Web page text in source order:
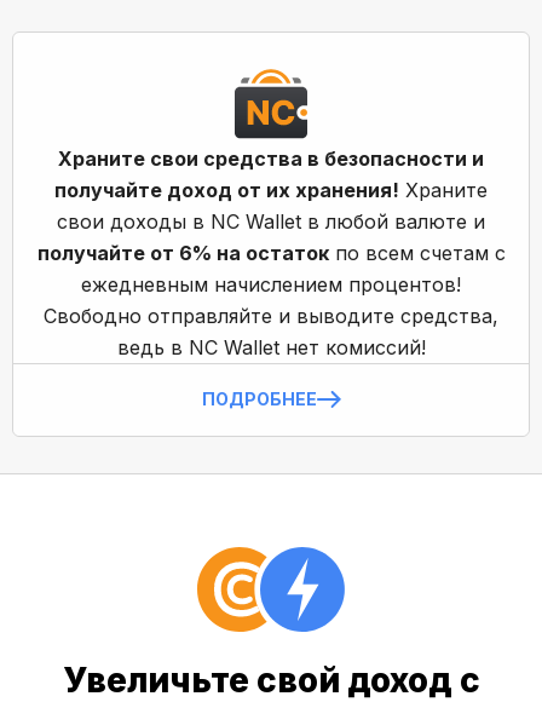
Храните свои средства в безопасности и
получайте доход от их хранения! Храните
свои доходы в NC Wallet в любой валюте и
получайте от 6% на остатокпо всем счетам с
ежедневным начислением процентов!
Свободно отправляйте и выводите средства,
ведь в NC Wallet нет комиссий!
ПОДРОБНЕЕ
Увеличьте свой доход с